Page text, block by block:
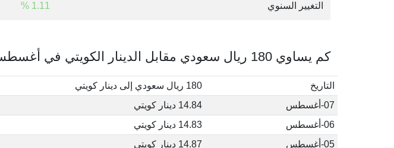
التغيير السنوي 1.11 %
كم يساوي 180 ريال سعودي مقابل الدينار الكويتي في أغسطس, 2026
التاريخ
180 ريال سعودي إلى دينار كويتي
07-أغسطس
14.84 دينار كويتي
06-أغسطس
14.83 دينار كويتي
05-أغسطس
14.87 دينار كويتي